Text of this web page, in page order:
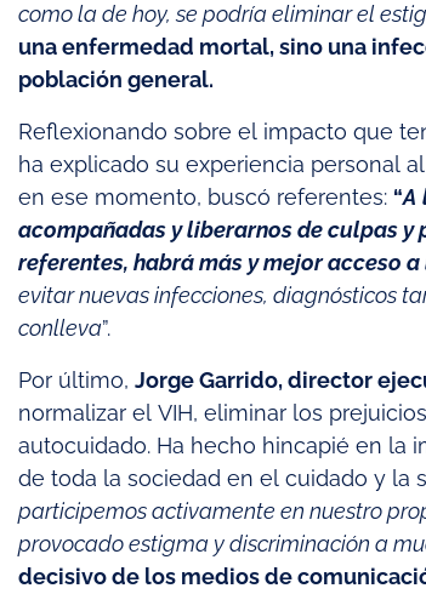
como la de hoy, se podría eliminar el
una enfermedad mortal, sino una
población general.
Reflexionando sobre el impacto que
ha explicado su experiencia personal
en ese momento, buscó referentes: “A
acompañadas y liberarnos de culpas y
referentes, habrá más y mejor acceso
evitar nuevas infecciones, diagnósticos
conlleva”.
Por último, Jorge Garrido, director
normalizar el VIH, eliminar los
autocuidado. Ha hecho hincapié en la
de toda la sociedad en el cuidado y la
participemos activamente en nuestro
provocado estigma y discriminación a
decisivo de los medios de